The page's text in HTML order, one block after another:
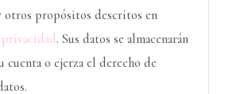
otros propósitos descritos en
. Sus datos se almacenarán
cuenta o ejerza el derecho de